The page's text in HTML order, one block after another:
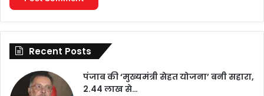
Recent Posts
पंजाब की ‘मुख्यमंत्री सेहत योजना’ बनी सहारा,
2.44 लाख से…